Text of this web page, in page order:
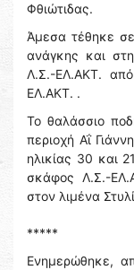
Φθιώτιδας.
Άμεσα τέθηκε
ανάγκης και
Λ.Σ.-ΕΛ.ΑΚΤ.
ΕΛ.ΑΚΤ. .
Το θαλάσσιο
περιοχή Αΐ
ηλικίας 30 και
σκάφος Λ.Σ.-
στον λιμένα
*****
Ενημερώθηκε,